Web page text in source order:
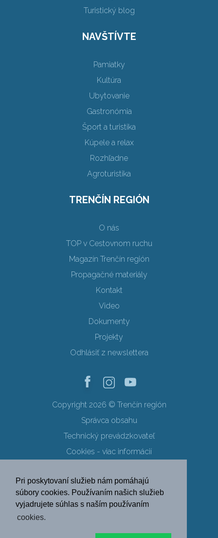
Pri poskytovaní služieb nám pomáhajú
súbory cookies. Používaním našich služieb
vyjadrujete súhlas s naším používaním
cookies.
Turistický blog
NAVŠTÍVTE
Pamiatky
Kultúra
Ubytovanie
Gastronómia
Šport a turistika
Kúpele a relax
Rozhľadne
Agroturistika
TRENČÍN REGIÓN
O nás
TOP v Cestovnom ruchu
Magazín Trenčín región
Propagačné materiály
Kontakt
Video
Dokumenty
Projekty
Odhlásiť z newslettera
Copyright 2026 © Trenčín región
Správca obsahu
Technický prevádzkovateľ
Cookies - viac informácií
Ochrana osobných údajov
SK EN DE
PL